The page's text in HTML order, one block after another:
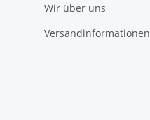
Wir über uns
Versandinformationen